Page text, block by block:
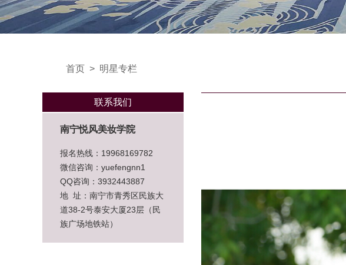
首页 > 明星专栏
联系我们
南宁悦风美妆学院
报名热线：19968169782
微信咨询：yuefengnn1
QQ咨询：3932443887
地 址：南宁市青秀区民族大
道38-2号泰安大厦23层（民
族广场地铁站）